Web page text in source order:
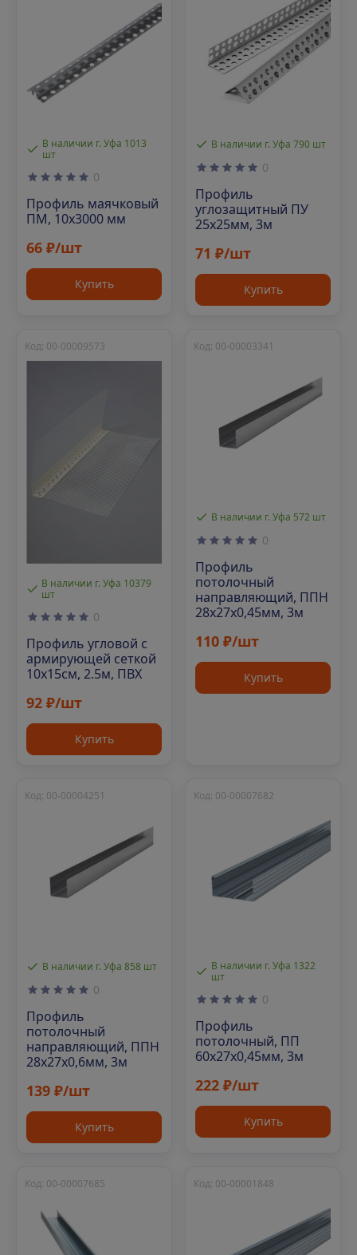
В наличии г. Уфа 1013
шт
0
Профиль маячковый
ПМ, 10х3000 мм
66 ₽/шт
Купить
В наличии г. Уфа 790 шт
0
Профиль
углозащитный ПУ
25х25мм, 3м
71 ₽/шт
Купить
В наличии г. Уфа 10379
шт
Код: 00-00009573
0
Профиль угловой с
армирующей сеткой
10х15см, 2.5м, ПВХ
92 ₽/шт
Купить
В наличии г. Уфа 572 шт
Код: 00-00003341
0
Профиль
потолочный
направляющий, ППН
28х27х0,45мм, 3м
110 ₽/шт
Купить
В наличии г. Уфа 858 шт
Код: 00-00004251
0
Профиль
потолочный
направляющий, ППН
28х27х0,6мм, 3м
139 ₽/шт
Купить
В наличии г. Уфа 1322
шт
Код: 00-00007682
0
Профиль
потолочный, ПП
60х27х0,45мм, 3м
222 ₽/шт
Купить
Код: 00-00007685 Код: 00-00001848